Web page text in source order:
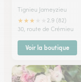
Tignieu Jameyzieu
★★★
2.9 (82)
30, route de Crémieu
Voir la boutique